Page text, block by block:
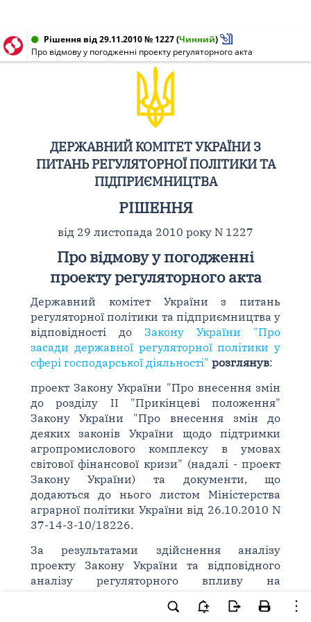
Рішення від 29.11.2010 № 1227(Чинний)
Про відмову у погодженні проекту регуляторного акта
ДЕРЖАВНИЙ КОМІТЕТ УКРАЇНИ З
ПИТАНЬ РЕГУЛЯТОРНОЇ ПОЛІТИКИ ТА
ПІДПРИЄМНИЦТВА
РІШЕННЯ
від 29 листопада 2010 року N 1227
Про відмову у погодженні
проекту регуляторного акта
Державний комітет України з питань
регуляторної політики та підприємництва у
відповідності до Закону України "Про
засади державної регуляторної політики у
сфері господарської діяльності" розглянув:
проект Закону України "Про внесення змін
до розділу II "Прикінцеві положення"
Закону України "Про внесення змін до
деяких законів України щодо підтримки
агропромислового комплексу в умовах
світової фінансової кризи" (надалі - проект
Закону України) та документи, що
додаються до нього листом Міністерства
аграрної політики України від 26.10.2010 N
37-14-3-10/18226.
За результатами здійснення аналізу
проекту Закону України та відповідного
аналізу регуляторного впливу на
України "Про засади державної